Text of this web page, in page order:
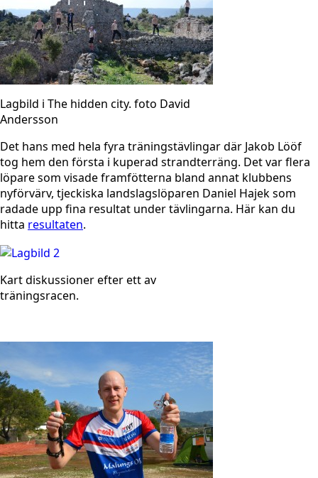
Lagbild i The hidden city. foto David
Andersson
Det hans med hela fyra träningstävlingar där Jakob Lööf
tog hem den första i kuperad strandterräng. Det var flera
löpare som visade framfötterna bland annat klubbens
nyförvärv, tjeckiska landslagslöparen Daniel Hajek som
radade upp fina resultat under tävlingarna. Här kan du
hitta resultaten.
Kart diskussioner efter ett av
träningsracen.